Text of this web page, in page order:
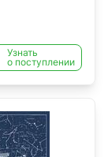
Узнать
о поступлении